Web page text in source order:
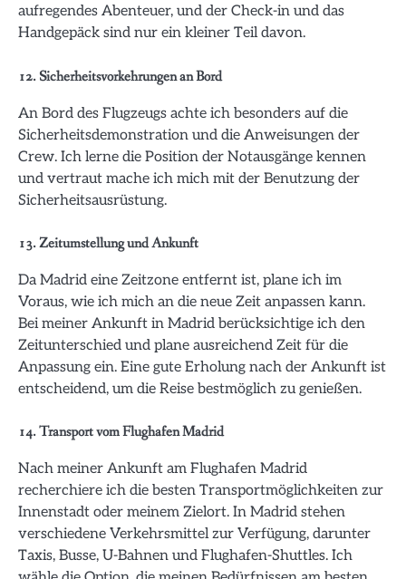
aufregendes Abenteuer, und der Check-in und das
Handgepäck sind nur ein kleiner Teil davon.
12. Sicherheitsvorkehrungen an Bord
An Bord des Flugzeugs achte ich besonders auf die
Sicherheitsdemonstration und die Anweisungen der
Crew. Ich lerne die Position der Notausgänge kennen
und vertraut mache ich mich mit der Benutzung der
Sicherheitsausrüstung.
13. Zeitumstellung und Ankunft
Da Madrid eine Zeitzone entfernt ist, plane ich im
Voraus, wie ich mich an die neue Zeit anpassen kann.
Bei meiner Ankunft in Madrid berücksichtige ich den
Zeitunterschied und plane ausreichend Zeit für die
Anpassung ein. Eine gute Erholung nach der Ankunft ist
entscheidend, um die Reise bestmöglich zu genießen.
14. Transport vom Flughafen Madrid
Nach meiner Ankunft am Flughafen Madrid
recherchiere ich die besten Transportmöglichkeiten zur
Innenstadt oder meinem Zielort. In Madrid stehen
verschiedene Verkehrsmittel zur Verfügung, darunter
Taxis, Busse, U-Bahnen und Flughafen-Shuttles. Ich